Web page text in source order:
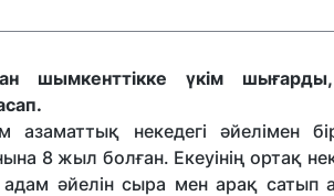
үкім
некедегі әйелімен
8 жыл болған. Екеуінің ортақ
әйелін сыра мен арақ сатып